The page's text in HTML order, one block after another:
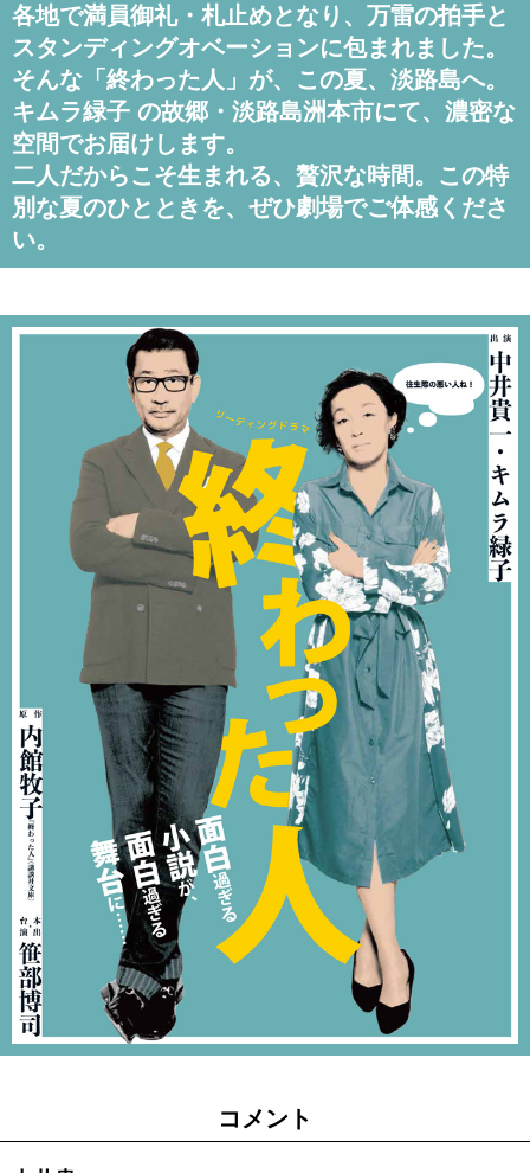
各地で満員御礼・札止めとなり、万雷の拍手と
スタンディングオベーションに包まれました。
そんな「終わった人」が、この夏、淡路島へ。
キムラ緑子 の故郷・淡路島洲本市にて、濃密な
空間でお届けします。
二人だからこそ生まれる、贅沢な時間。この特
別な夏のひとときを、ぜひ劇場でご体感くださ
い。
コメント